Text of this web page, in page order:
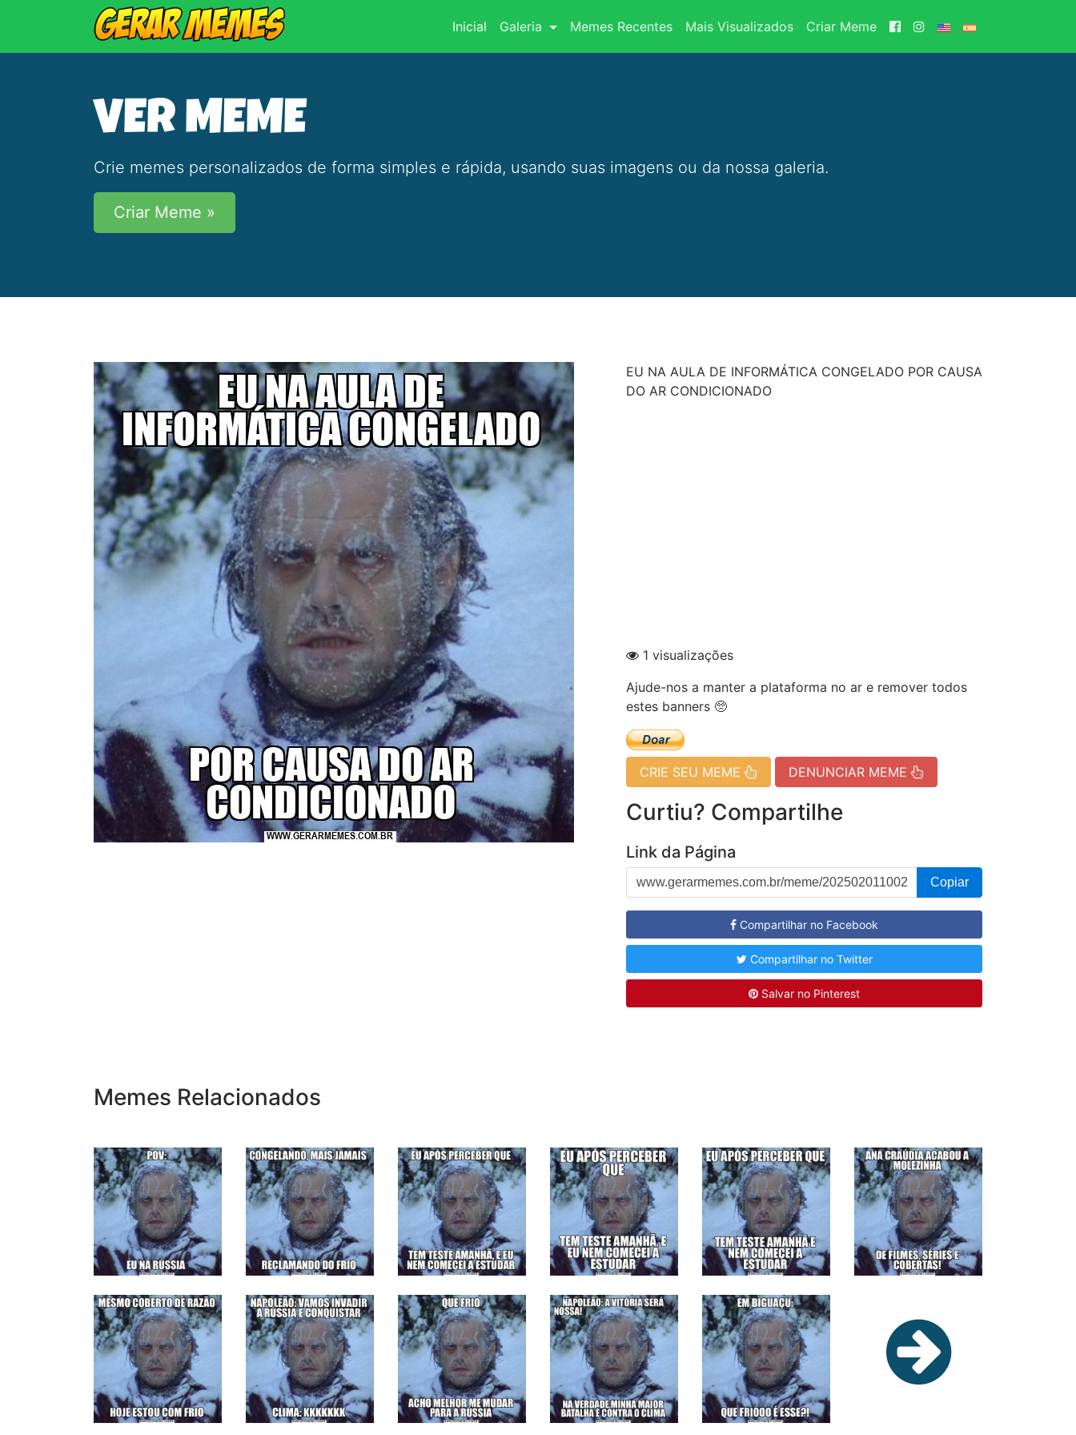
Inicial(current)
Galeria Memes Recentes Mais Visualizados Criar Meme
VER MEME
Crie memes personalizados de forma simples e rápida, usando suas imagens ou da nossa galeria.
Criar Meme »
EU NA AULA DE INFORMÁTICA CONGELADO POR CAUSA
DO AR CONDICIONADO
1 visualizações
Ajude-nos a manter a plataforma no ar e remover todos
estes banners 🥺
CRIE SEU MEME DENUNCIAR MEME
Curtiu? Compartilhe
Link da Página
Copiar
Compartilhar no Facebook
Compartilhar no Twitter
Salvar no Pinterest
Memes Relacionados